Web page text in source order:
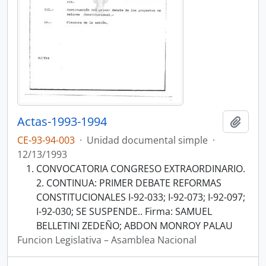
Actas-1993-1994
CE-93-94-003 · Unidad documental simple ·
12/13/1993
CONVOCATORIA CONGRESO EXTRAORDINARIO.
2. CONTINUA: PRIMER DEBATE REFORMAS
CONSTITUCIONALES I-92-033; I-92-073; I-92-097;
I-92-030; SE SUSPENDE.. Firma: SAMUEL
BELLETINI ZEDEÑO; ABDON MONROY PALAU
Funcion Legislativa – Asamblea Nacional